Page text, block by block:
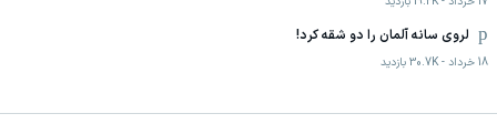
لروی سانه آلمان را دو شقه کرد!
18 خرداد -
30.7K بازدید